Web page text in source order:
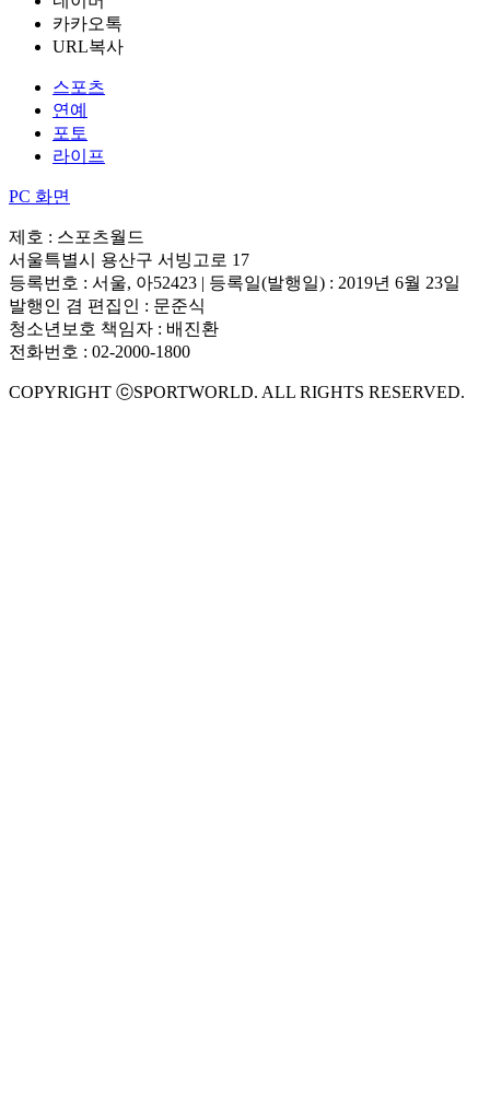
카카오톡
URL복사
스포츠
연예
포토
라이프
PC 화면
제호 : 스포츠월드
서울특별시 용산구 서빙고로 17
등록번호 : 서울, 아52423 | 등록일(발행일) : 2019년 6월 23일
발행인 겸 편집인 : 문준식
청소년보호 책임자 : 배진환
전화번호 : 02-2000-1800
COPYRIGHT ⓒSPORTWORLD. ALL RIGHTS RESERVED.